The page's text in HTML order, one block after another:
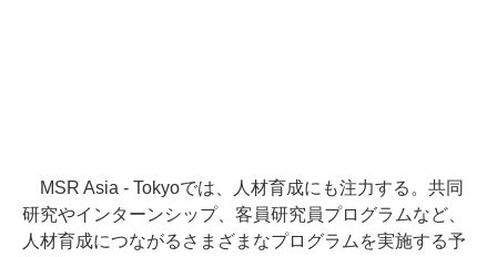
MSR Asia - Tokyoでは、人材育成にも注力する。共同
研究やインターンシップ、客員研究員プログラムなど、
人材育成につながるさまざまなプログラムを実施する予